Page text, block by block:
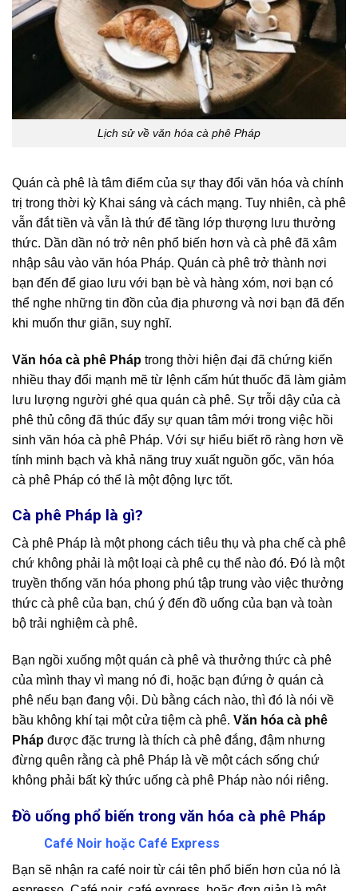
Lịch sử về văn hóa cà phê Pháp
Quán cà phê là tâm điểm của sự thay đổi văn hóa và chính
trị trong thời kỳ Khai sáng và cách mạng. Tuy nhiên, cà phê
vẫn đắt tiền và vẫn là thứ để tầng lớp thượng lưu thưởng
thức. Dần dần nó trở nên phổ biến hơn và cà phê đã xâm
nhập sâu vào văn hóa Pháp. Quán cà phê trở thành nơi
bạn đến để giao lưu với bạn bè và hàng xóm, nơi bạn có
thể nghe những tin đồn của địa phương và nơi bạn đã đến
khi muốn thư giãn, suy nghĩ.
Văn hóa cà phê Pháp trong thời hiện đại đã chứng kiến
nhiều thay đổi mạnh mẽ từ lệnh cấm hút thuốc đã làm giảm
lưu lượng người ghé qua quán cà phê. Sự trỗi dậy của cà
phê thủ công đã thúc đẩy sự quan tâm mới trong việc hồi
sinh văn hóa cà phê Pháp. Với sự hiểu biết rõ ràng hơn về
tính minh bạch và khả năng truy xuất nguồn gốc, văn hóa
cà phê Pháp có thể là một động lực tốt.
Cà phê Pháp là gì?
Cà phê Pháp là một phong cách tiêu thụ và pha chế cà phê
chứ không phải là một loại cà phê cụ thể nào đó. Đó là một
truyền thống văn hóa phong phú tập trung vào việc thưởng
thức cà phê của bạn, chú ý đến đồ uống của bạn và toàn
bộ trải nghiệm cà phê.
Bạn ngồi xuống một quán cà phê và thưởng thức cà phê
của mình thay vì mang nó đi, hoặc bạn đứng ở quán cà
phê nếu bạn đang vội. Dù bằng cách nào, thì đó là nói về
bầu không khí tại một cửa tiệm cà phê. Văn hóa cà phê
Pháp được đặc trưng là thích cà phê đắng, đậm nhưng
đừng quên rằng cà phê Pháp là về một cách sống chứ
không phải bất kỳ thức uống cà phê Pháp nào nói riêng.
Đồ uống phổ biến trong văn hóa cà phê Pháp
Café Noir hoặc Café Express
Bạn sẽ nhận ra café noir từ cái tên phổ biến hơn của nó là